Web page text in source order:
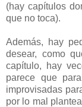
(hay capítulos
que no toca).
Además, hay
desear, como
capítulo, hay
parece que
improvisadas
por lo mal